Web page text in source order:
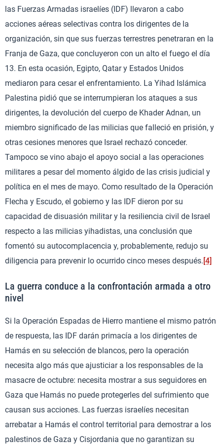
las Fuerzas Armadas israelíes (IDF) llevaron a cabo
acciones aéreas selectivas contra los dirigentes de la
organización, sin que sus fuerzas terrestres penetraran en la
Franja de Gaza, que concluyeron con un alto el fuego el día
13. En esta ocasión, Egipto, Qatar y Estados Unidos
mediaron para cesar el enfrentamiento. La Yihad Islámica
Palestina pidió que se interrumpieran los ataques a sus
dirigentes, la devolución del cuerpo de Khader Adnan, un
miembro significado de las milicias que falleció en prisión, y
otras cesiones menores que Israel rechazó conceder.
Tampoco se vino abajo el apoyo social a las operaciones
militares a pesar del momento álgido de las crisis judicial y
política en el mes de mayo. Como resultado de la Operación
Flecha y Escudo, el gobierno y las IDF dieron por su
capacidad de disuasión militar y la resiliencia civil de Israel
respecto a las milicias yihadistas, una conclusión que
fomentó su autocomplacencia y, probablemente, redujo su
diligencia para prevenir lo ocurrido cinco meses después. [4]
La guerra conduce a la confrontación armada a otro
nivel
Si la Operación Espadas de Hierro mantiene el mismo patrón
de respuesta, las IDF darán primacía a los dirigentes de
Hamás en su selección de blancos, pero la operación
necesita algo más que ajusticiar a los responsables de la
masacre de octubre: necesita mostrar a sus seguidores en
Gaza que Hamás no puede protegerles del sufrimiento que
causan sus acciones. Las fuerzas israelíes necesitan
arrebatar a Hamás el control territorial para demostrar a los
palestinos de Gaza y Cisjordania que no garantizan su